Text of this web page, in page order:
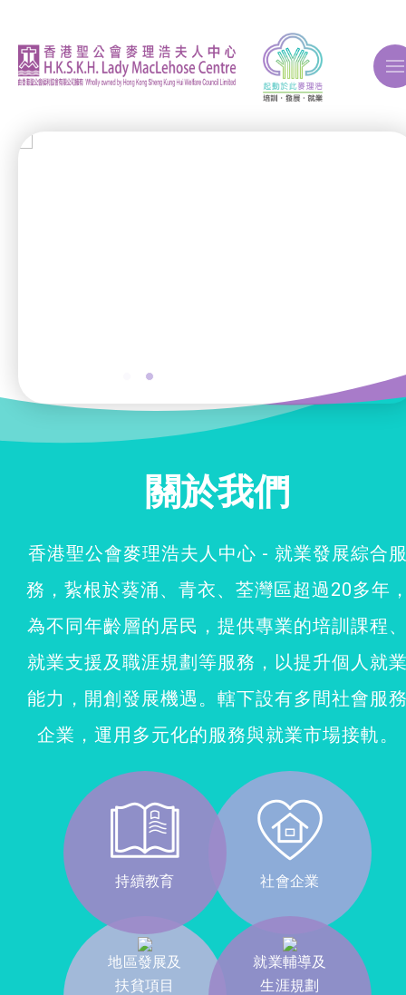
最新消息
關於我們
香港聖公會麥理浩夫人中心 - 就業發展綜合
務，紥根於葵涌、青衣、荃灣區超過20多年
為不同年齡層的居民，提供專業的培訓課程
就業支援及職涯規劃等服務，以提升個人就
能力，開創發展機遇。轄下設有多間社會服
企業，運用多元化的服務與就業市場接軌。
持續教育 社會企業
地區發展及
扶貧項目
就業輔導及
生涯規劃